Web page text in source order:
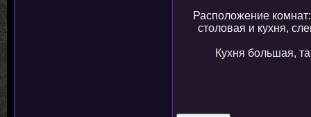
Расположение
столовая и кухня,
Кухня большая,